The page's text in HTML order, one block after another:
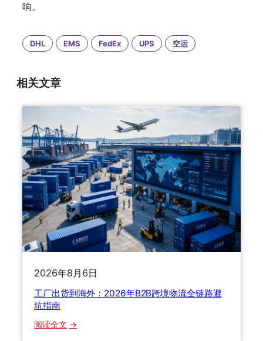
响。
DHL EMS FedEx UPS 空运
相关文章
2026年8月6日
工厂出货到海外：2026年B2B跨境物流全链路避
坑指南
阅读全文 ：